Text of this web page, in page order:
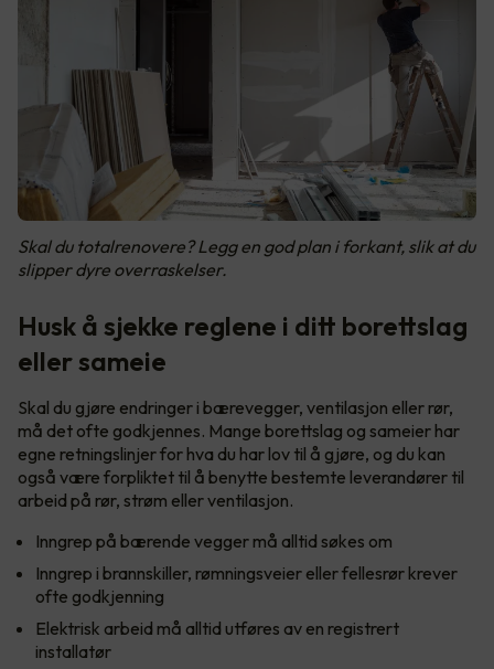
Skal du totalrenovere? Legg en god plan i forkant, slik at du
slipper dyre overraskelser.
Husk å sjekke reglene i ditt borettslag
eller sameie
Skal du gjøre endringer i bærevegger, ventilasjon eller rør,
må det ofte godkjennes. Mange borettslag og sameier har
egne retningslinjer for hva du har lov til å gjøre, og du kan
også være forpliktet til å benytte bestemte leverandører til
arbeid på rør, strøm eller ventilasjon.
Inngrep på bærende vegger må alltid søkes om
Inngrep i brannskiller, rømningsveier eller fellesrør krever
ofte godkjenning
Elektrisk arbeid må alltid utføres av en registrert
installatør